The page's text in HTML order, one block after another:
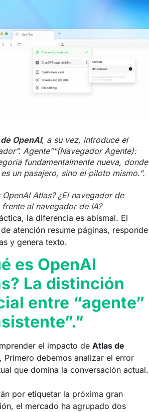
OpenAI, a su vez, introduce el
Agente”"(Navegador Agente):
fundamentalmente nueva, donde
un pasajero, sino el piloto mismo.".
OpenAI Atlas? ¿El navegador de
frente al navegador de IA?
la diferencia es abismal. El
atención resume páginas, responde
y genera texto.
es OpenAI
La distinción
entre “agente”
el impacto de Atlas de
, Primero debemos analizar el error
que domina la conversación actual.
por etiquetar la próxima gran
el mercado ha agrupado dos